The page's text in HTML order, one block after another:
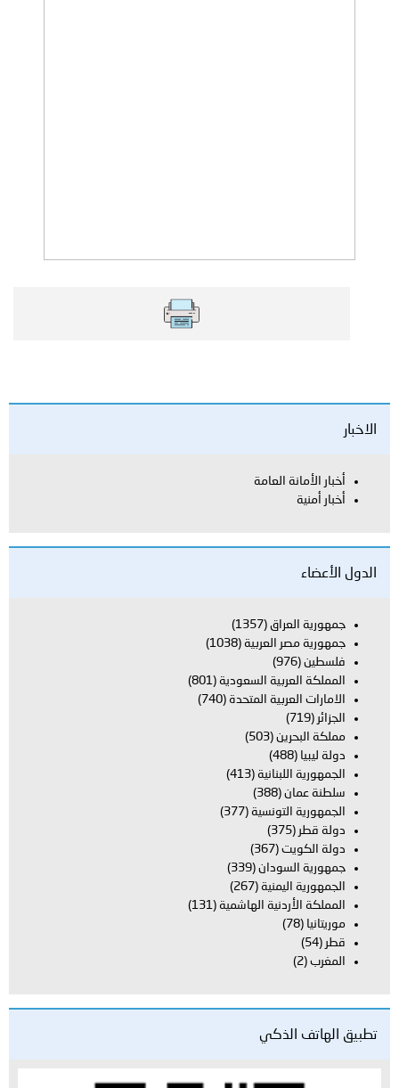
الاخبار
أخبار الأمانة العامة
أخبار أمنية
الدول الأعضاء
جمهورية العراق (1357)
جمهورية مصر العربية (1038)
فلسطين (976)
المملكة العربية السعودية (801)
الامارات العربية المتحدة (740)
الجزائر (719)
مملكة البحرين (503)
دولة ليبيا (488)
الجمهورية اللبنانية (413)
سلطنة عمان (388)
الجمهورية التونسية (377)
دولة قطر (375)
دولة الكويت (367)
جمهورية السودان (339)
الجمهورية اليمنية (267)
المملكة الأردنية الهاشمية (131)
موريتانيا (78)
قطر (54)
المغرب (2)
تطبيق الهاتف الذكي